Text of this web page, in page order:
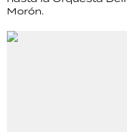
Morón.